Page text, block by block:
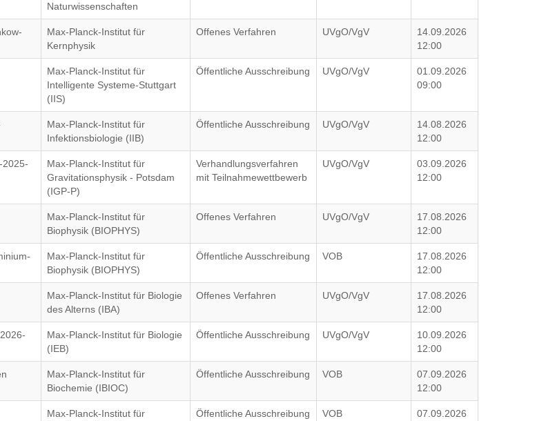
Naturwissenschaften
Max-Planck-Institut für
Kernphysik
Offenes Verfahren UVgO/VgV
14.09.2026
12:00
Max-Planck-Institut für
Intelligente Systeme-Stuttgart
(IIS)
Öffentliche Ausschreibung UVgO/VgV
01.09.2026
09:00
Max-Planck-Institut für
Infektionsbiologie (IIB)
Öffentliche Ausschreibung UVgO/VgV
14.08.2026
12:00
2025-
Max-Planck-Institut für
Gravitationsphysik - Potsdam
(IGP-P)
Verhandlungsverfahren
mit Teilnahmewettbewerb
UVgO/VgV
03.09.2026
12:00
Max-Planck-Institut für
Biophysik (BIOPHYS)
Offenes Verfahren UVgO/VgV
17.08.2026
12:00
Max-Planck-Institut für
Biophysik (BIOPHYS)
Öffentliche Ausschreibung VOB
17.08.2026
12:00
Max-Planck-Institut für Biologie
des Alterns (IBA)
Offenes Verfahren UVgO/VgV
17.08.2026
12:00
Max-Planck-Institut für Biologie
(IEB)
Öffentliche Ausschreibung UVgO/VgV
10.09.2026
12:00
Max-Planck-Institut für
Biochemie (IBIOC)
Öffentliche Ausschreibung VOB
07.09.2026
12:00
Max-Planck-Institut für
Öffentliche Ausschreibung VOB
07.09.2026